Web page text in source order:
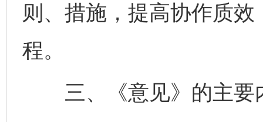
则、措施，提高协作质
程。
三、《意见》的主要